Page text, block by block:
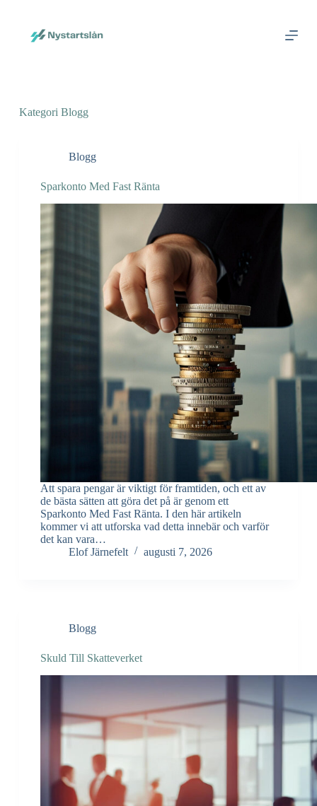
nKategori Blogg
Blogg
Sparkonto Med Fast Ränta
Att spara pengar är viktigt för framtiden, och ett av
de bästa sätten att göra det på är genom ett
Sparkonto Med Fast Ränta. I den här artikeln
kommer vi att utforska vad detta innebär och varför
det kan vara…
Elof Järnefelt
augusti 7, 2026
Blogg
Skuld Till Skatteverket